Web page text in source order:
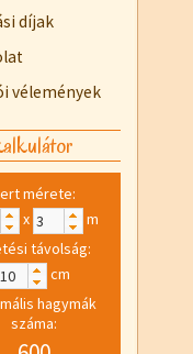
díjak
vélemények
mérete:
x
m
távolság:
cm
hagymák
száma: